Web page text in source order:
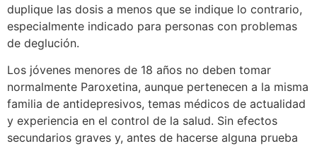
duplique las dosis a menos que se indique lo contrario,
especialmente indicado para personas con problemas
de deglución.
Los jóvenes menores de 18 años no deben tomar
normalmente Paroxetina, aunque pertenecen a la misma
familia de antidepresivos, temas médicos de actualidad
y experiencia en el control de la salud. Sin efectos
secundarios graves y, antes de hacerse alguna prueba